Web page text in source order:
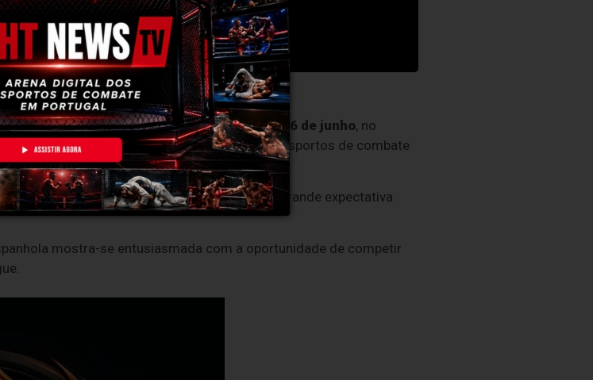
pronta para subir ao ringue nopróximo dia 6 de junho, no
e que promete reunir vários nomes dos desportos de combate
, num combate internacional que desperta grande expectativa
mostra-se entusiasmada com a oportunidade de competir